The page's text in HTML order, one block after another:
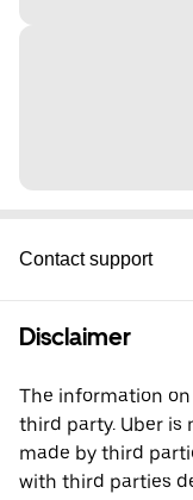
Contact support
Disclaimer
The information
third party. Uber is
made by third
with third parties